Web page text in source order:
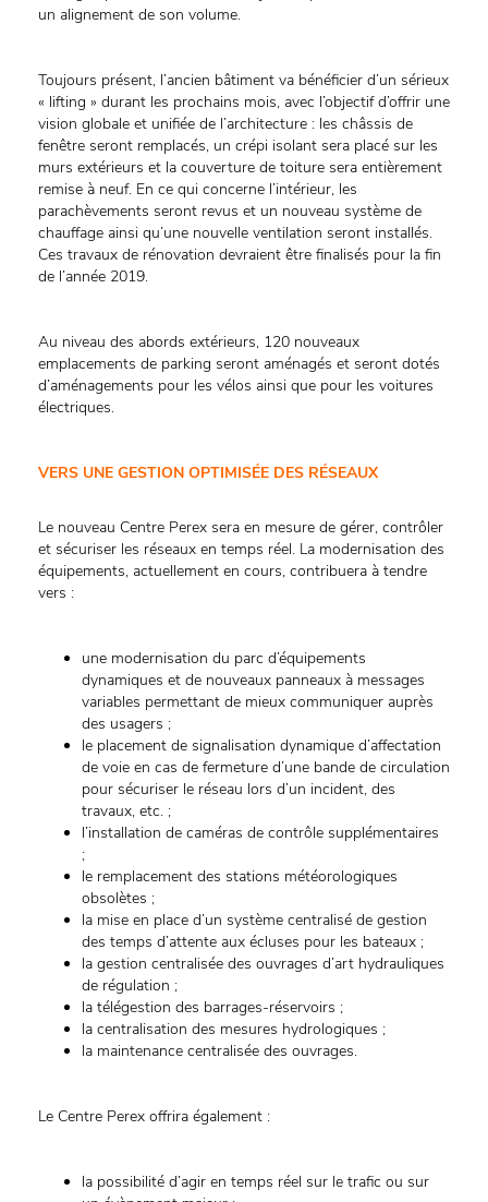
un alignement de son volume.
Toujours présent, l’ancien bâtiment va bénéficier d’un sérieux
« lifting » durant les prochains mois, avec l’objectif d’offrir une
vision globale et unifiée de l’architecture : les châssis de
fenêtre seront remplacés, un crépi isolant sera placé sur les
murs extérieurs et la couverture de toiture sera entièrement
remise à neuf. En ce qui concerne l’intérieur, les
parachèvements seront revus et un nouveau système de
chauffage ainsi qu’une nouvelle ventilation seront installés.
Ces travaux de rénovation devraient être finalisés pour la fin
de l’année 2019.
Au niveau des abords extérieurs, 120 nouveaux
emplacements de parking seront aménagés et seront dotés
d’aménagements pour les vélos ainsi que pour les voitures
électriques.
VERS UNE GESTION OPTIMISÉE DES RÉSEAUX
Le nouveau Centre Perex sera en mesure de gérer, contrôler
et sécuriser les réseaux en temps réel. La modernisation des
équipements, actuellement en cours, contribuera à tendre
vers :
une modernisation du parc d’équipements
dynamiques et de nouveaux panneaux à messages
variables permettant de mieux communiquer auprès
des usagers ;
le placement de signalisation dynamique d’affectation
de voie en cas de fermeture d’une bande de circulation
pour sécuriser le réseau lors d’un incident, des
travaux, etc. ;
l’installation de caméras de contrôle supplémentaires
;
le remplacement des stations météorologiques
obsolètes ;
la mise en place d’un système centralisé de gestion
des temps d’attente aux écluses pour les bateaux ;
la gestion centralisée des ouvrages d’art hydrauliques
de régulation ;
la télégestion des barrages-réservoirs ;
la centralisation des mesures hydrologiques ;
la maintenance centralisée des ouvrages.
Le Centre Perex offrira également :
la possibilité d’agir en temps réel sur le trafic ou sur